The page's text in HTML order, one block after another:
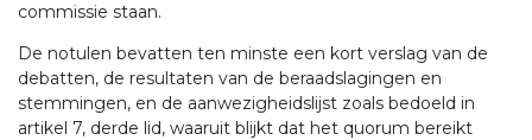
commissie staan.
De notulen bevatten ten minste een kort verslag van de
debatten, de resultaten van de beraadslagingen en
stemmingen, en de aanwezigheidslijst zoals bedoeld in
artikel 7, derde lid, waaruit blijkt dat het quorum bereikt